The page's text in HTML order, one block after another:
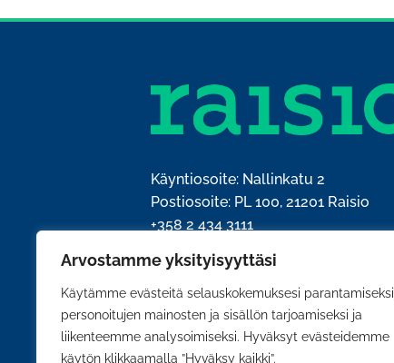
Arvostamme yksityisyyttäsi
Käytämme evästeitä selauskokemuksesi parantamiseksi,
personoitujen mainosten ja sisällön tarjoamiseksi ja
liikenteemme analysoimiseksi. Hyväksyt evästeidemme
käytön klikkaamalla ”Hyväksy kaikki”.
Käyntiosoite: Nallinkatu 2
Postiosoite: PL 100, 21201 Raisio
+358 2 434 3111
Y-tunnus: 0204428-5